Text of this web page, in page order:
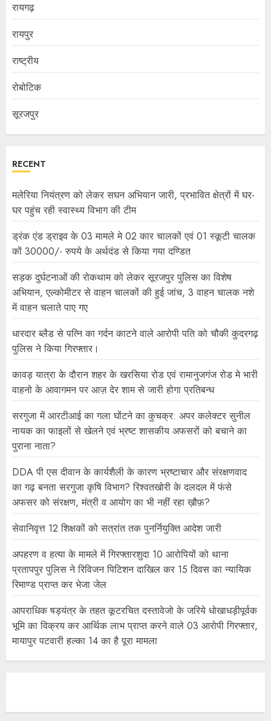
रायगढ़
रायपुर
राष्ट्रीय
रोबोटिक
सूरजपुर
RECENT
मलेरिया नियंत्रण को लेकर सघन अभियान जारी, प्रभावित क्षेत्रों में घर-
घर पहुंच रही स्वास्थ्य विभाग की टीम
ड्रंक एंड ड्राइव के 03 मामले मे 02 कार चालकों एवं 01 स्कूटी चालक
कों 30000/- रुपये के अर्थदंड से किया गया दण्डित
सड़क दुर्घटनाओं की रोकथाम को लेकर सूरजपुर पुलिस का विशेष
अभियान, एल्कोमीटर से वाहन चालकों की हुई जांच, 3 वाहन चालक नशे
में वाहन चलाते पाए गए
धारदार ब्लैड से पत्नि का गर्दन काटने वाले आरोपी पति को चौकी कुदरगढ़
पुलिस ने किया गिरफ्तार।
कावड़ यात्रा के दौरान शहर के खरसिया रोड एवं रामानुजगंज रोड मे भारी
वाहनो के आवागमन पर आज़ देर शाम से जारी होगा प्रतिबन्ध
सरगुजा में आरटीआई का गला घोंटने का कुचक्र: अपर कलेक्टर सुनील
नायक का फाइलों से खेलने एवं भ्रष्ट शासकीय अफसरों को बचाने का
पुराना नाता?
DDA पी एस दीवान के कार्यशैली के कारण भ्रष्टाचार और संरक्षणवाद
का गढ़ बनता सरगुजा कृषि विभाग? रिश्वतखोरी के दलदल में फंसे
अफसर को संरक्षण, मंत्री व आयोग का भी नहीं रहा ख़ौफ़?
सेवानिवृत्त 12 शिक्षकों को सत्रांत तक पुनर्नियुक्ति आदेश जारी
अपहरण व हत्या के मामले में गिरफ्तारशुदा 10 आरोपियों को थाना
प्रतापपुर पुलिस ने रिविजन पिटिशन दाखिल कर 15 दिवस का न्यायिक
रिमाण्ड प्राप्त कर भेजा जेल
आपराधिक षड्यंत्र के तहत कूटरचित दस्तावेजो के जरिये धोखाधड़ीपूर्वक
भूमि का विक्रय कर आर्थिक लाभ प्राप्त करने वाले 03 आरोपी गिरफ्तार,
मायापुर पटवारी हल्का 14 का है पूरा मामला